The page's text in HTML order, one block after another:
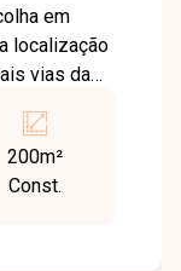
em
localização
vias da
a família.
m² de
200m²
Const.